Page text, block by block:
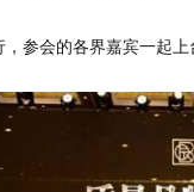
参会的各界嘉宾一起